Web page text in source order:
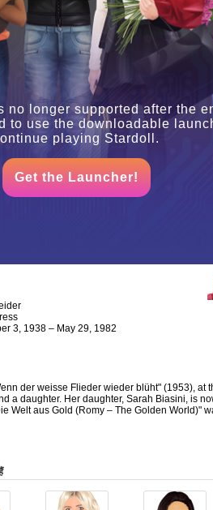
no longer supported after the
to use the downloadable
playing Stardoll.
Get the Launcher!
3, 1938 – May 29, 1982
der weisse Flieder wieder blüht" (1953), at
a daughter. Her daughter, Sarah Biasini, is
Welt aus Gold (Romy – The Golden World)"